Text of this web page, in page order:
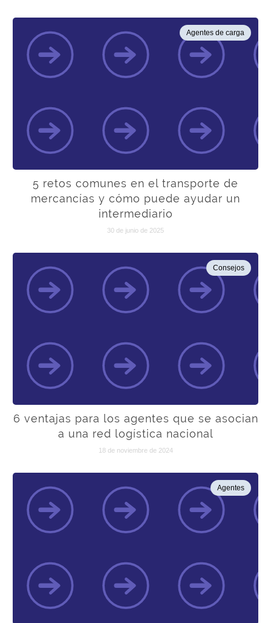
Agentes de carga
5 retos comunes en el transporte de
mercancías y cómo puede ayudar un
intermediario
30 de junio de 2025
Consejos
6 ventajas para los agentes que se asocian
a una red logística nacional
18 de noviembre de 2024
Agentes